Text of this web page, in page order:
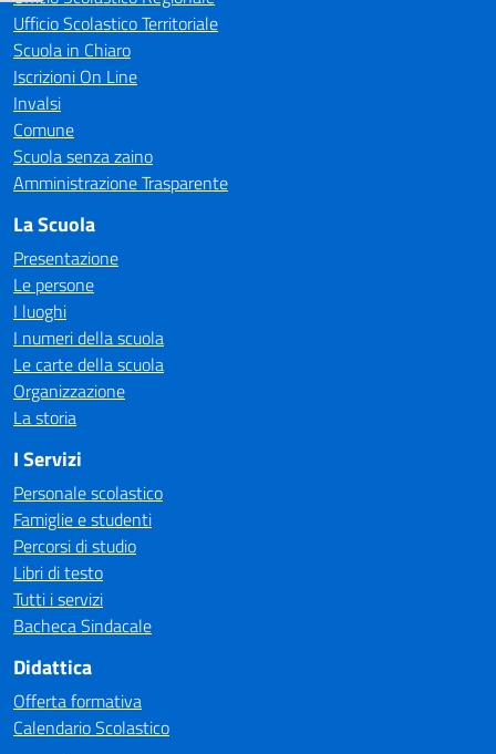
Ufficio Scolastico Territoriale
Scuola in Chiaro
Iscrizioni On Line
Invalsi
Comune
Scuola senza zaino
Amministrazione Trasparente
La Scuola
Presentazione
Le persone
I luoghi
I numeri della scuola
Le carte della scuola
Organizzazione
La storia
I Servizi
Personale scolastico
Famiglie e studenti
Percorsi di studio
Libri di testo
Tutti i servizi
Bacheca Sindacale
Didattica
Offerta formativa
Calendario Scolastico